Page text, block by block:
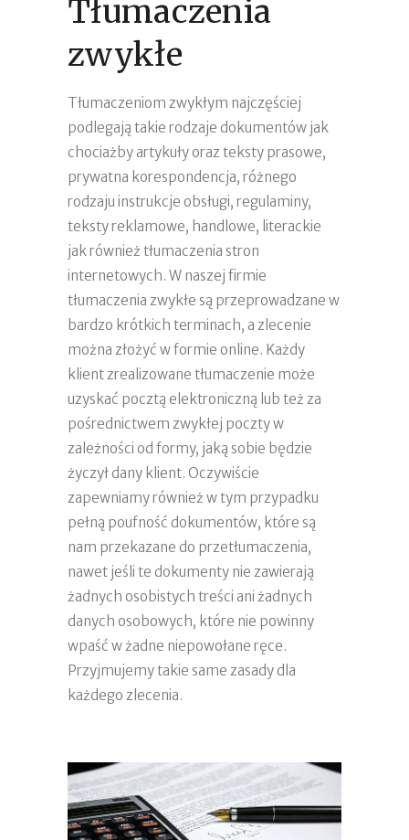
Tłumaczenia
zwykłe
Tłumaczeniom zwykłym najczęściej
podlegają takie rodzaje dokumentów jak
chociażby artykuły oraz teksty prasowe,
prywatna korespondencja, różnego
rodzaju instrukcje obsługi, regulaminy,
teksty reklamowe, handlowe, literackie
jak również tłumaczenia stron
internetowych. W naszej firmie
tłumaczenia zwykłe są przeprowadzane w
bardzo krótkich terminach, a zlecenie
można złożyć w formie online. Każdy
klient zrealizowane tłumaczenie może
uzyskać pocztą elektroniczną lub też za
pośrednictwem zwykłej poczty w
zależności od formy, jaką sobie będzie
życzył dany klient. Oczywiście
zapewniamy również w tym przypadku
pełną poufność dokumentów, które są
nam przekazane do przetłumaczenia,
nawet jeśli te dokumenty nie zawierają
żadnych osobistych treści ani żadnych
danych osobowych, które nie powinny
wpaść w żadne niepowołane ręce.
Przyjmujemy takie same zasady dla
każdego zlecenia.